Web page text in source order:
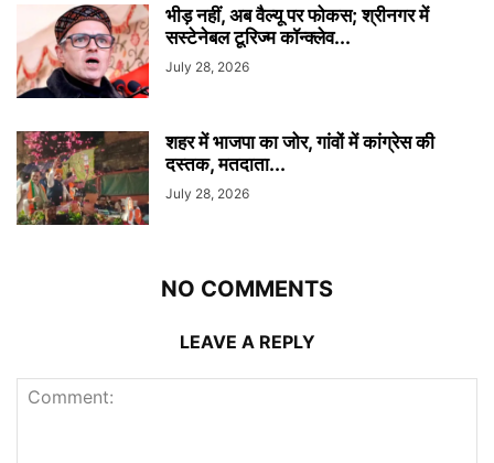
भीड़ नहीं, अब वैल्यू पर फोकस; श्रीनगर में
सस्टेनेबल टूरिज्म कॉन्क्लेव...
July 28, 2026
शहर में भाजपा का जोर, गांवों में कांग्रेस की
दस्तक, मतदाता...
July 28, 2026
NO COMMENTS
LEAVE A REPLY